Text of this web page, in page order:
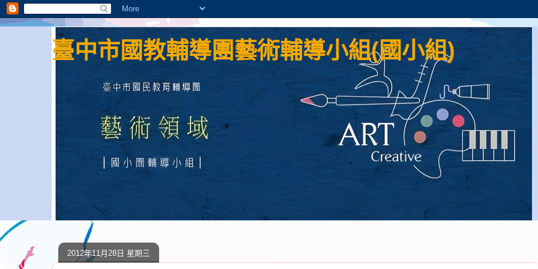
臺中市國教輔導團藝術輔導小組(國小組)
2012年11月28日 星期三